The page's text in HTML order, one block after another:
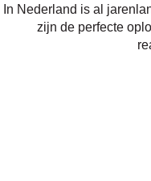
In Nederland is al
zijn de perfecte